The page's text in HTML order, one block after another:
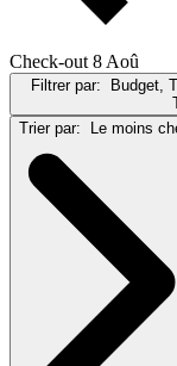
Check-out 8 Aoû
Filtrer par:
Budget,
Trier par:
Le moins